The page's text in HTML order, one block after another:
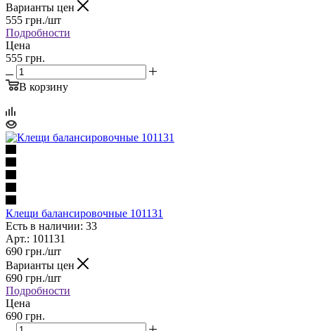
Варианты цен
555 грн./шт
Подробности
Цена
555 грн.
В корзину
Клещи балансировочные 101131
Есть в наличии: 33
Арт.: 101131
690 грн./шт
Варианты цен
690 грн./шт
Подробности
Цена
690 грн.